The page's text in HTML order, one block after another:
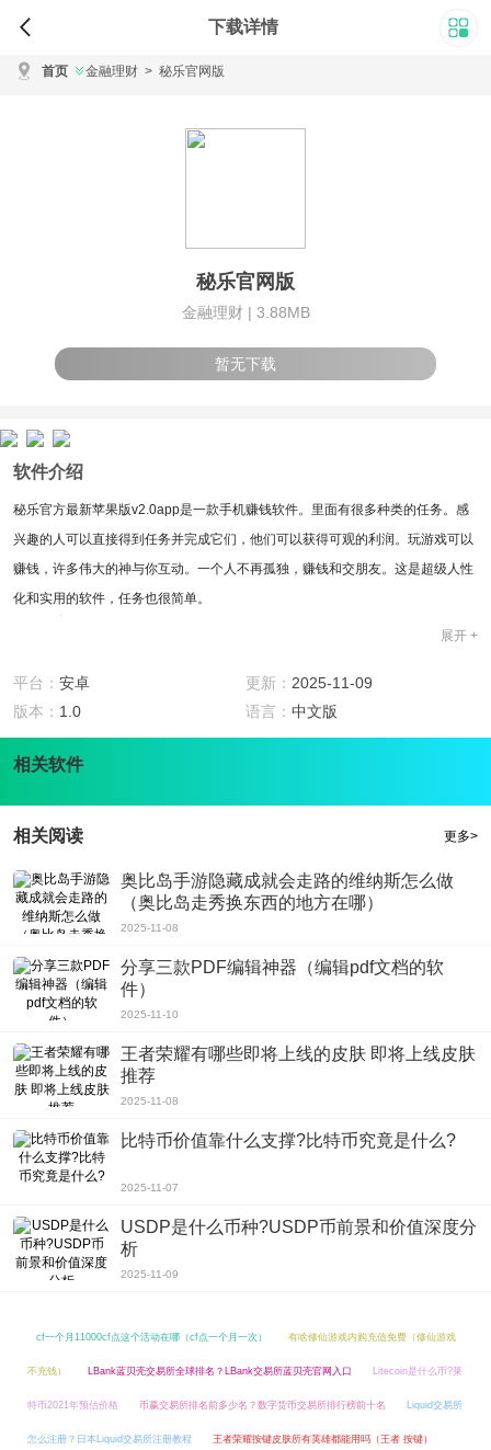
下载详情
首页 金融理财 > 秘乐官网版
秘乐官网版
金融理财 | 3.88MB
暂无下载
软件介绍
秘乐官方最新苹果版v2.0app是一款手机赚钱软件。里面有很多种类的任务。感
兴趣的人可以直接得到任务并完成它们，他们可以获得可观的利润。玩游戏可以
赚钱，许多伟大的神与你互动。一个人不再孤独，赚钱和交朋友。这是超级人性
化和实用的软件，任务也很简单。
2、给每个人带来许多不同的角色交易，享受游戏的乐趣;
3、有许多活动套餐可供收集，您还可以参加各种充值和折扣活动。
1、秘乐官方最新苹果版v2.0app任务非常丰富，总会有适合你的东西。无论哪一
软件亮点
容易学习挖掘技巧;
2、游戏神和你互动和娱乐，找到更多有趣的话题，并为你提供服务;
作。
展开 +
平台： 安卓 更新： 2025-11-09
版本： 1.0 语言： 中文版
相关软件
相关阅读 更多>
奥比岛手游隐藏成就会走路的维纳斯怎么做
（奥比岛走秀换东西的地方在哪）
2025-11-08
分享三款PDF编辑神器（编辑pdf文档的软
件）
2025-11-10
王者荣耀有哪些即将上线的皮肤 即将上线皮肤
推荐
2025-11-08
比特币价值靠什么支撑?比特币究竟是什么?
2025-11-07
USDP是什么币种?USDP币前景和价值深度分
析
2025-11-09
cf一个月11000cf点这个活动在哪（cf点一个月一次） 有啥修仙游戏内购充值免费（修仙游戏
不充钱） LBank蓝贝壳交易所全球排名？LBank交易所蓝贝壳官网入口 Litecoin是什么币?莱
特币2021年预估价格 币赢交易所排名前多少名？数字货币交易所排行榜前十名 Liquid交易所
怎么注册？日本Liquid交易所注册教程 王者荣耀按键皮肤所有英雄都能用吗（王者 按键）